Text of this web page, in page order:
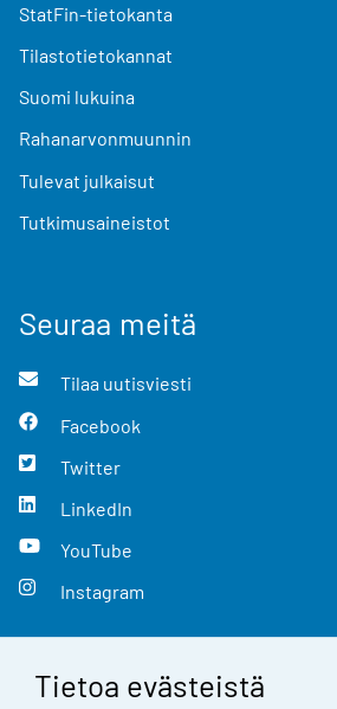
Tietoa evästeistä
StatFin-tietokanta
Tilastotietokannat
Suomi lukuina
Rahanarvonmuunnin
Tulevat julkaisut
Tutkimusaineistot
Seuraa meitä
Tilaa uutisviesti
Facebook
Twitter
LinkedIn
YouTube
Instagram
Yhteystiedot